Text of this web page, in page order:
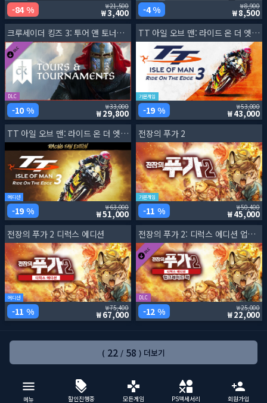
84 % 21,500
3,400 4 % 8,900
8,500
크루세이더 킹즈 3: 투어 앤 토너먼트
DLC
10 % 33,000
29,800
TT 아일 오브 맨: 라이드 온 더 엣지 3
기본게임
19 % 53,000
43,000
TT 아일 오브 맨: 라이드 온 더 엣지 3 레이싱 팬 에디션
에디션
19 % 63,000
51,000
전장의 푸가 2
기본게임
11 % 50,400
45,000
전장의 푸가 2 디럭스 에디션
에디션
11 % 75,400
67,000
전장의 푸가 2: 디럭스 에디션 업그레이드 팩
DLC
12 % 25,000
22,000
( 22 / 58 ) 더보기
메뉴 할인진행중 모든게임 PS액세서리 회원가입